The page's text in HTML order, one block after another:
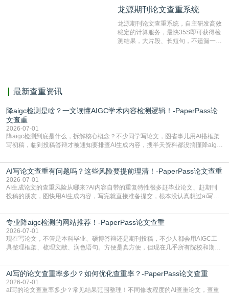
对，利用指纹索引快速而精准地在云检
有相似的片段，该项技术检测速度快、
准确率高，市场反映良好。
龙源期刊论文查重系统
龙源期刊论文查重系统，自主研发高效
稳定的计算服务，最快35S即可获得检
测结果，大片段、长短句，不遗漏一处
最新查重资讯
降aigc检测是啥？一文读懂AIGC学术内容检测逻辑！-PaperPass论
文查重
2026-07-01
降aigc检测到底是什么，拆解核心概念？不少同学写论文，图省事儿用AI搭框架
写初稿，临到投稿答辩才被通知要排查AI生成内容，搜半天资料都没搞懂降aigc
怕是已经入行的科研人员，不少人也搞不清降aigc检测是啥，对相关要求摸不
准。其实，降aigc检测是伴随AIGC工具在学术领域普及诞生的新需求，核心是为
了满足现在高校、期刊对AI生
AI写论文查重有问题吗？这些风险要提前理清！-PaperPass论文查重
2026-07-01
AI生成论文的查重风险从哪来?AI内容自带的重复特性很多赶毕业论文、赶期刊
投稿的朋友，图快用AI生成内容，写完就直接准备提交，根本没认真想过ai写论
自带不可忽视的查重风险。AI训练依赖海量公开的文本数据，生成内容本质是基
于训练数据的概率拼接，不是从零开始的原创创作。生成过程中，很容易复用已
有的高频公共表述，甚至直接拼接已经公开
专业降aigc检测的网站推荐！-PaperPass论文查重
2026-07-01
现在写论文，不管是本科毕业、硕博答辩还是期刊投稿，不少人都会用AIGC工
具整理框架、梳理文献、润色语句。方便是真方便，但现在几乎所有院校和期刊
五遍还是过不了预检测的大有人在，这时候，找到靠谱的降AIGC检测率的网
站，就能少走好多弯路。PaperPass：守护学术原创性的智能伙伴AIGC生成内
容的学术合规痛点去年帮一个本科师弟改
AI写的论文查重率多少？如何优化查重率？-PaperPass论文查重
2026-07-01
ai写的论文查重率多少？常见结果范围整理！不同修改程度的AI查重论文，查重